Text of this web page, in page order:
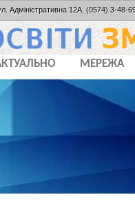
Адміністративна 12А, (0574) 3-48-
МЕРЕЖА